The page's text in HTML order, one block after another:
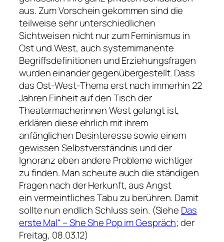
aus. Zum Vorschein gekommen sind die
teilweise sehr unterschiedlichen
Sichtweisen nicht nur zum Feminismus in
Ost und West, auch systemimanente
Begriffsdefinitionen und Erziehungsfragen
wurden einander gegenübergestellt. Dass
das Ost-West-Thema erst nach immerhin 22
Jahren Einheit auf den Tisch der
Theatermacherinnen West gelangt ist,
erklären diese ehrlich mit ihrem
anfänglichen Desinteresse sowie einem
gewissen Selbstverständnis und der
Ignoranz eben andere Probleme wichtiger
zu finden. Man scheute auch die ständigen
Fragen nach der Herkunft, aus Angst
ein vermeintliches Tabu zu berühren. Damit
sollte nun endlich Schluss sein. (Siehe Das
erste Mal“ – She She Pop im Gespräch; der
Freitag, 08.03.12)